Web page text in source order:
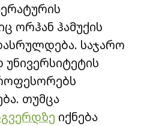
ორჰან ჰამუქის
საჯარო
თუმცა
იქნება